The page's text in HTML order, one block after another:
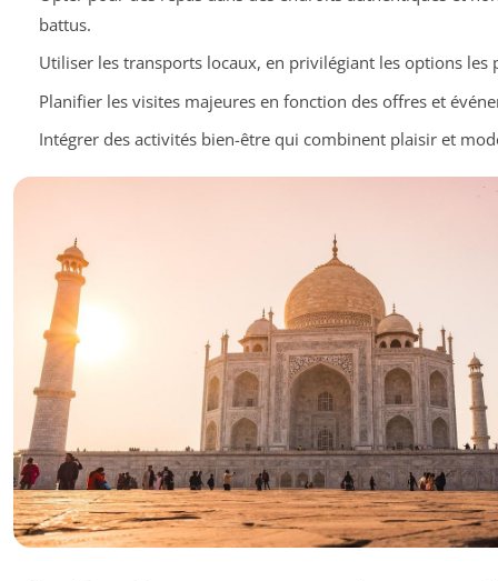
battus.
Utiliser les transports locaux, en privilégiant les options les
Planifier les visites majeures en fonction des offres et
Intégrer des activités bien-être qui combinent plaisir et